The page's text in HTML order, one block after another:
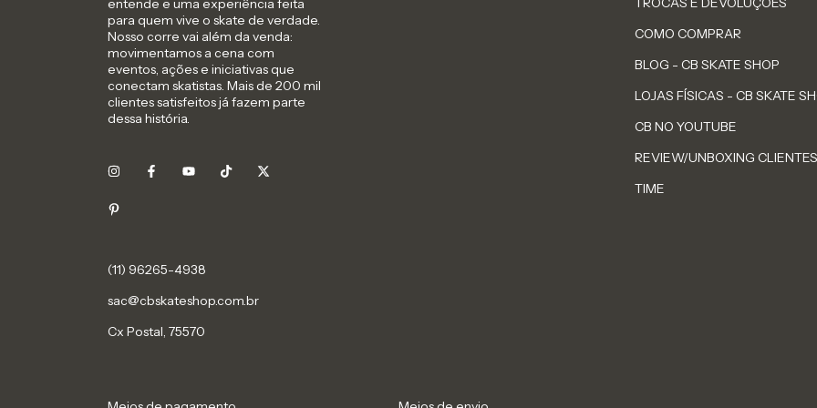
entende e uma experiência feita
para quem vive o skate de verdade.
Nosso corre vai além da venda:
movimentamos a cena com
eventos, ações e iniciativas que
conectam skatistas. Mais de 200 mil
clientes satisfeitos já fazem parte
dessa história.
sac@cbskateshop.com.br
Cx Postal, 75570
COMO COMPRAR
BLOG - CB SKATE SHOP
LOJAS FÍSICAS - CB SKATE
CB NO YOUTUBE
REVIEW/UNBOXING CLIENTES
TIME